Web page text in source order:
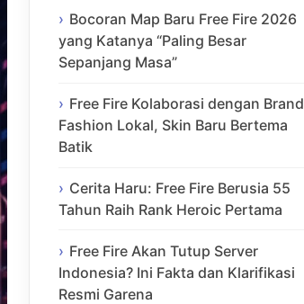
Bocoran Map Baru Free Fire 2026
yang Katanya “Paling Besar
Sepanjang Masa”
Free Fire Kolaborasi dengan Brand
Fashion Lokal, Skin Baru Bertema
Batik
Cerita Haru: Free Fire Berusia 55
Tahun Raih Rank Heroic Pertama
Free Fire Akan Tutup Server
Indonesia? Ini Fakta dan Klarifikasi
Resmi Garena